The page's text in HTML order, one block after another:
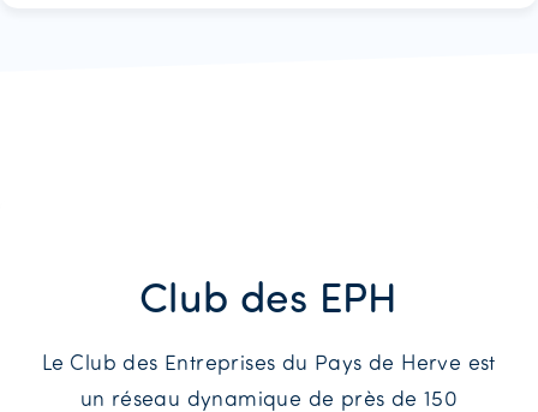
Club des EPH
Le Club des Entreprises du Pays de Herve est
un réseau dynamique de près de 150